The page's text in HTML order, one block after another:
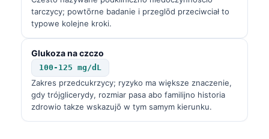
tarczycy; powtōrne badanie i przeglōd przeciwciał to
typowe kolejne kroki.
Glukoza na czczo
100-125 mg/dL
Zakres przedcukrzycy; ryzyko ma większe znaczenie,
gdy trójglicerydy, rozmiar pasa abo familijno historia
zdrowio takze wskazujō w tym samym kierunku.